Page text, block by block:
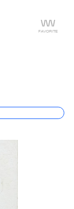
FAVORITE